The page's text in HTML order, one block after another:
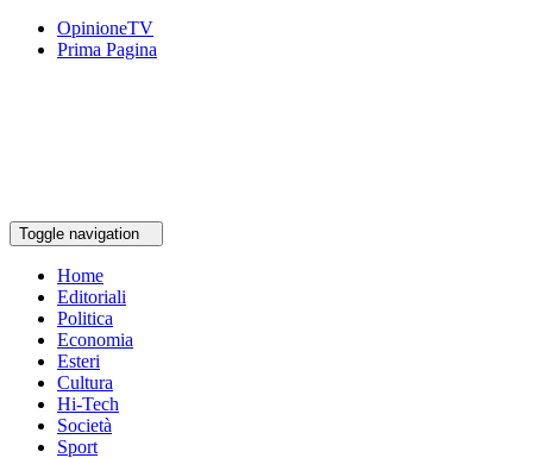
OpinioneTV
Prima Pagina
Toggle navigation
Home
Editoriali
Politica
Economia
Esteri
Cultura
Hi-Tech
Società
Sport